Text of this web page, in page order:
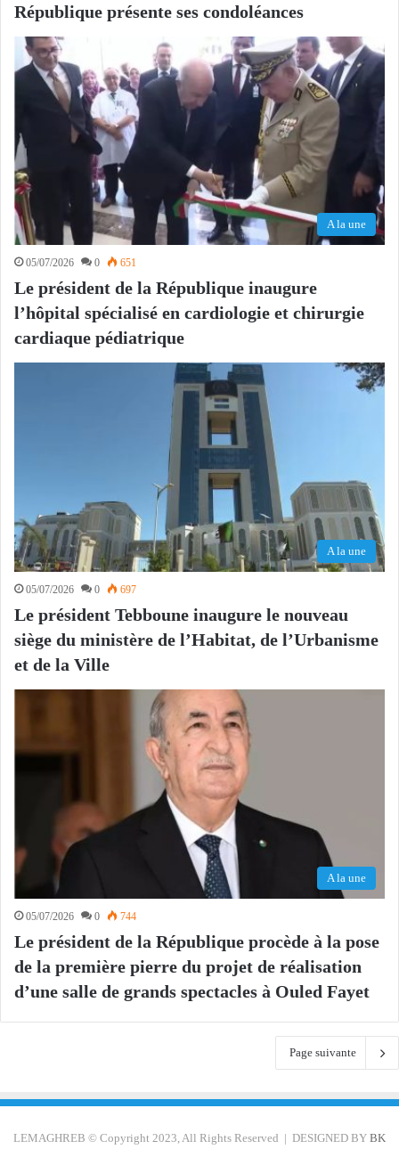
République présente ses condoléances
A la une
05/07/2026 0 651
Le président de la République inaugure
l’hôpital spécialisé en cardiologie et chirurgie
cardiaque pédiatrique
A la une
05/07/2026 0 697
Le président Tebboune inaugure le nouveau
siège du ministère de l’Habitat, de l’Urbanisme
et de la Ville
A la une
05/07/2026 0 744
Le président de la République procède à la pose
de la première pierre du projet de réalisation
d’une salle de grands spectacles à Ouled Fayet
Page suivante
LEMAGHREB © Copyright 2023, All Rights Reserved | DESIGNED BY BK